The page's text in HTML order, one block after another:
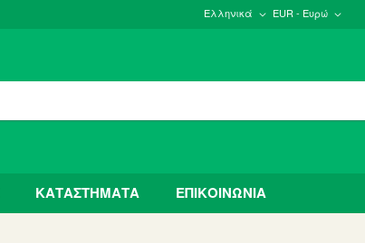
Ελληνικά EUR - Ευρώ
ΚΑΤΑΣΤΗΜΑΤΑ ΕΠΙΚΟΙΝΩΝΙΑ